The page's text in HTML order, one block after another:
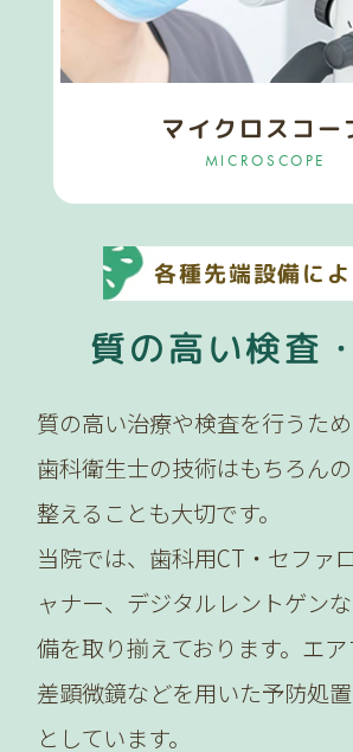
マイクロスコー
MICROSCOPE
各種先端設備に
質の高い検査
質の高い治療や検査を行うた
歯科衛生士の技術はもちろん
整えることも大切です。
当院では、歯科用CT・セファ
ャナー、デジタルレントゲン
備を取り揃えております。エ
差顕微鏡などを用いた予防処
としています。